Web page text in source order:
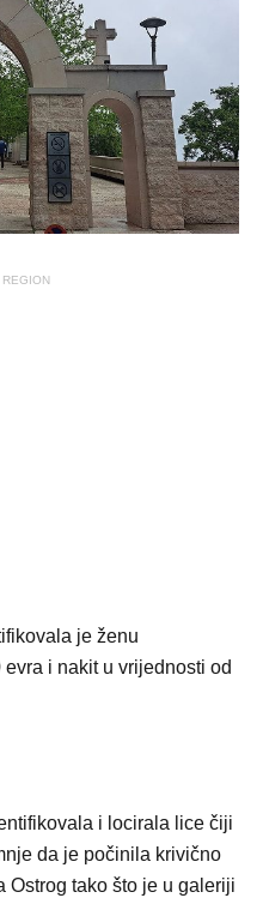
je ženu
i nakit u vrijednosti od
i locirala lice čiji
da je počinila krivično
Ostrog tako što je u galeriji